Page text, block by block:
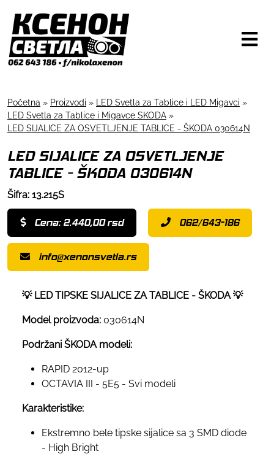
Početna » Proizvodi » LED Svetla za Tablice i LED Migavci »
LED Svetla za Tablice i Migavce SKODA »
LED SIJALICE ZA OSVETLJENJE TABLICE - ŠKODA 030614N
LED SIJALICE ZA OSVETLJENJE
TABLICE - ŠKODA 030614N
Šifra: 13.215S
Cena: 2.440,00 rsd 062/643-186
info@xenonsvetla.rs
💡 LED TIPSKE SIJALICE ZA TABLICE - ŠKODA 💡
Model proizvoda: 030614N
Podržani ŠKODA modeli:
RAPID 2012-up
OCTAVIA III - 5E5 - Svi modeli
Karakteristike:
Ekstremno bele tipske sijalice sa 3 SMD diode
- High Bright